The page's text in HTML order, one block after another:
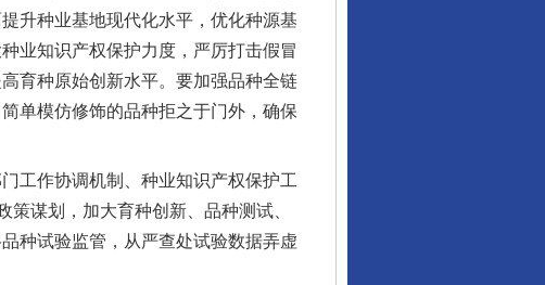
升种业基地现代化水平，优化种源基
业知识产权保护力度，严厉打击假冒
育种原始创新水平。要加强品种全链
单模仿修饰的品种拒之于门外，确保
工作协调机制、种业知识产权保护工
谋划，加大育种创新、品种测试、
种试验监管，从严查处试验数据弄虚